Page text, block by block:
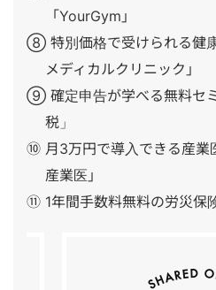
「YourGym」
⑧ 特別価格で受けられる健
メディカルクリニック」
⑨ 確定申告が学べる無料セ
税」
⑩ 月3万円で導入できる産業
産業医」
⑪ 1年間手数料無料の労災保